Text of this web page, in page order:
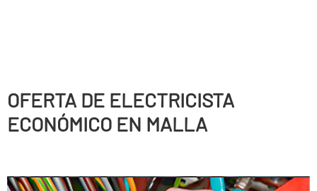
OFERTA DE ELECTRICISTA
ECONÓMICO EN MALLA